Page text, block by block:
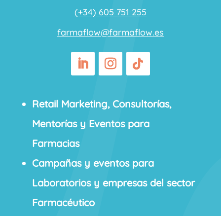
(+34) 605 751 255
farmaflow@farmaflow.es
Retail Marketing, Consultorías,
Mentorías y Eventos para
Farmacias
Campañas y eventos para
Laboratorios y empresas del sector
Farmacéutico